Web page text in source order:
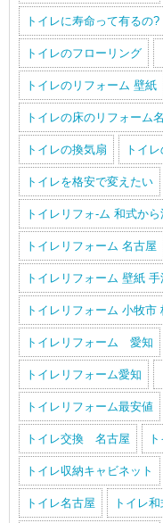
トイレに寿命って有るの?
トイレのフローリング
トイレのリフォーム 壁紙
トイレの床のリフォーム
トイレの換気扇 トイ
トイレを格安で変えたい
トイレリフォ-ム 和式か
トイレリフォーム 名古屋
トイレリフォーム 壁紙
トイレリフォーム 小牧市
トイレリフォーム 愛知
トイレリフォーム愛知
トイレリフォーム最安値
トイレ交換 名古屋
トイレ収納キャビネット
トイレ名古屋 トイレ